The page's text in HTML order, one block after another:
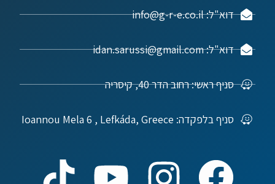
דוא"ל: info@g-r-e.co.il
דוא"ל: idan.sarussi@gmail.com
סניף ראשי: רחוב הדר 40, קיסריה
סניף בלפקדה: Ioannou Mela 6 , Lefkáda, Greece